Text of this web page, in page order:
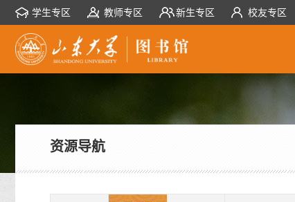
学生专区 教师专区 新生专区 校友专区
资源导航